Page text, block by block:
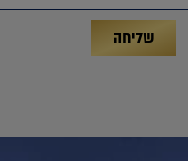
שליחה